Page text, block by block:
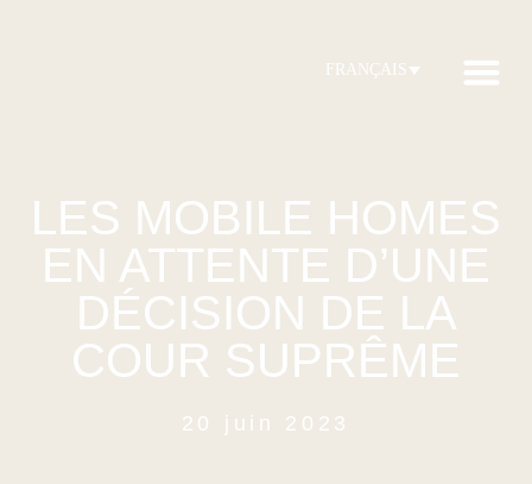
FRANÇAIS
LES MOBILE HOMES
EN ATTENTE D’UNE
DÉCISION DE LA
COUR SUPRÊME
20 juin 2023